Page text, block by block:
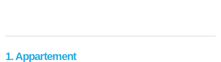
1. Appartement